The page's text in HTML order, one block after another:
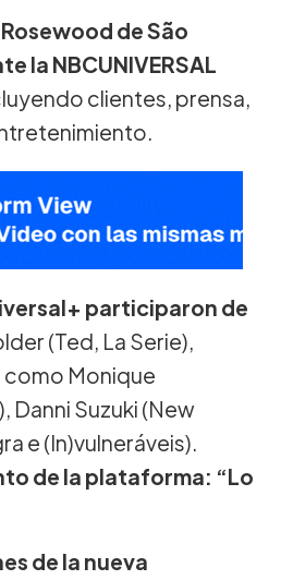
de São
la NBCUNIVERSAL
clientes, prensa,
participaron de
(Ted, La Serie),
como Monique
Danni Suzuki (New
e (In)vulneráveis).
de la plataforma: “Lo
de la nueva